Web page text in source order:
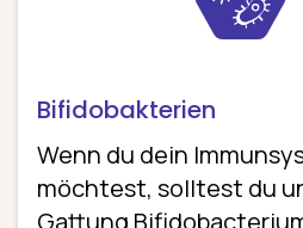
Bifidobakterien
Wenn du dein
möchtest, solltest du
Gattung